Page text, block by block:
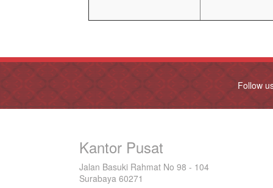
Follow
Kantor Pusat
Jalan Basuki Rahmat No 98 - 104
Surabaya 60271